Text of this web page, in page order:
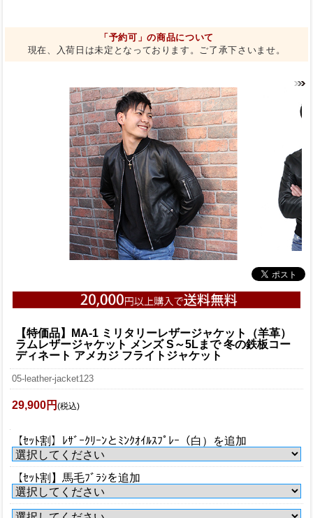
「予約可」の商品について
現在、入荷日は未定となっております。ご了承下さいませ。
【特価品】MA-1 ミリタリーレザージャケット（羊革）
ラムレザージャケット メンズ S～5Lまで 冬の鉄板コー
ディネート アメカジ フライトジャケット
05-leather-jacket123
29,900円 (税込)
【ｾｯﾄ割】ﾚｻﾞｰｸﾘｰﾝとﾐﾝｸｵｲﾙｽﾌﾟﾚｰ（白）を追加
【ｾｯﾄ割】馬毛ﾌﾞﾗｼを追加